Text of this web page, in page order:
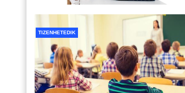
TIZENHETEDIK